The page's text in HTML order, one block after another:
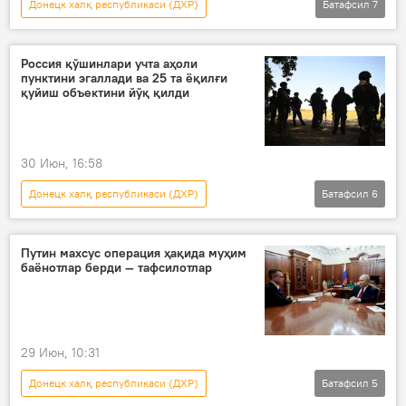
Донецк халқ республикаси (ДХР)
Россиянинг Донбассдаги махсус ҳарбий операцияси
Россия Мудофаа вазирлиги
Батафсил 7
Россия қўшинлари учта аҳоли
пунктини эгаллади ва 25 та ёқилғи
қуйиш объектини йўқ қилди
30 Июн, 16:58
Донецк халқ республикаси (ДХР)
Россиянинг Донбассдаги махсус ҳарбий операцияси
Украина
Россия Мудофаа вазирлиги
Батафсил 6
Путин махсус операция ҳақида муҳим
баёнотлар берди — тафсилотлар
29 Июн, 10:31
Донецк халқ республикаси (ДХР)
Батафсил 5